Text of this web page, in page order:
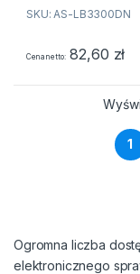
producenta drukarki.
pozwalają na...
SKU: AS-LB3300DN
Cena netto 82,60 zł
1
Ogromna liczba
elektronicznego